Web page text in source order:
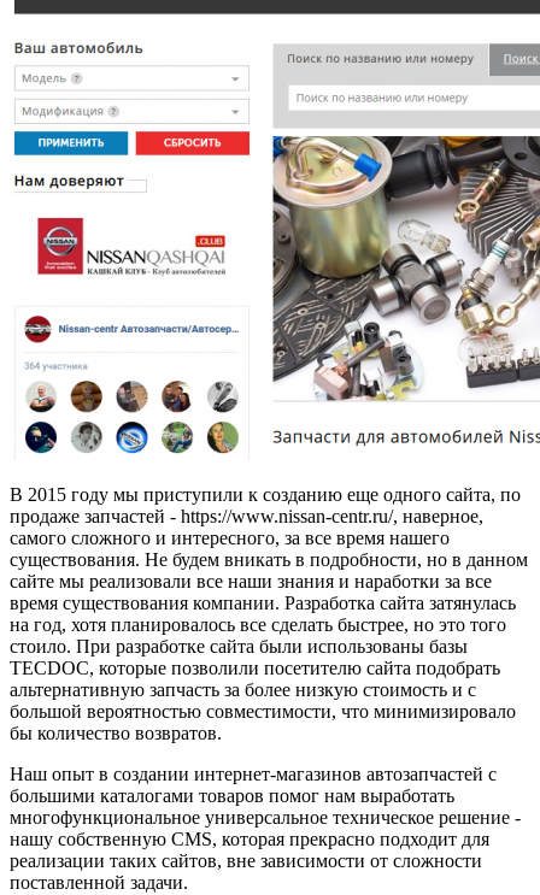
В 2015 году мы приступили к созданию еще одного сайта, по
продаже запчастей - https://www.nissan-centr.ru/, наверное,
самого сложного и интересного, за все время нашего
существования. Не будем вникать в подробности, но в данном
сайте мы реализовали все наши знания и наработки за все
время существования компании. Разработка сайта затянулась
на год, хотя планировалось все сделать быстрее, но это того
стоило. При разработке сайта были использованы базы
TECDOC, которые позволили посетителю сайта подобрать
альтернативную запчасть за более низкую стоимость и с
большой вероятностью совместимости, что минимизировало
бы количество возвратов.
Наш опыт в создании интернет-магазинов автозапчастей с
большими каталогами товаров помог нам выработать
многофункциональное универсальное техническое решение -
нашу собственную CMS, которая прекрасно подходит для
реализации таких сайтов, вне зависимости от сложности
поставленной задачи.